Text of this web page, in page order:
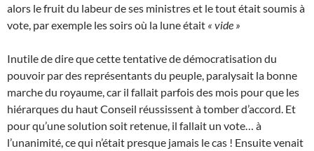
alors le fruit du labeur de ses ministres et le tout était soumis à
vote, par exemple les soirs où la lune était « vide »
Inutile de dire que cette tentative de démocratisation du
pouvoir par des représentants du peuple, paralysait la bonne
marche du royaume, car il fallait parfois des mois pour que les
hiérarques du haut Conseil réussissent à tomber d’accord. Et
pour qu’une solution soit retenue, il fallait un vote… à
l’unanimité, ce qui n’était presque jamais le cas ! Ensuite venait